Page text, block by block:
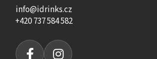
info@idrinks.cz
+420 737 584 582